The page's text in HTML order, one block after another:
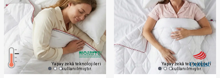
Yapay zekâ teknolojileri
kullanılmıştır.
Yapay zekâ teknolojileri
kullanılmıştır.